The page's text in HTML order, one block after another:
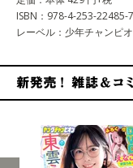
ISBN：978-4-253-22485-7
レーベル：少年チャンピ